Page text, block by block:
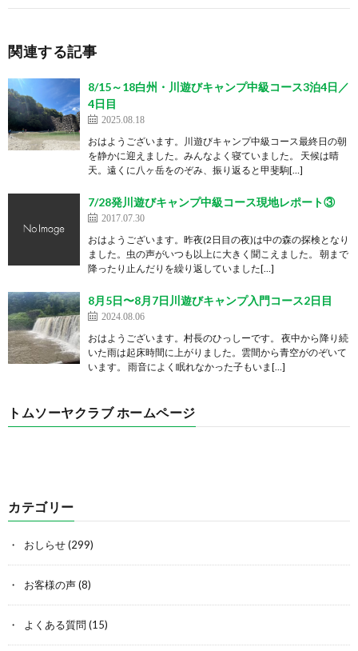
関連する記事
8/15～18白州・川遊びキャンプ中級コース3泊4日／
4日目
2025.08.18
おはようございます。川遊びキャンプ中級コース最終日の朝
を静かに迎えました。みんなよく寝ていました。 天候は晴
天。遠くに八ヶ岳をのぞみ、振り返ると甲斐駒[…]
7/28発川遊びキャンプ中級コース現地レポート③
2017.07.30
おはようございます。昨夜(2日目の夜)は中の森の探検となり
ました。虫の声がいつも以上に大きく聞こえました。 朝まで
降ったり止んだりを繰り返していました[…]
8月5日〜8月7日川遊びキャンプ入門コース2日目
2024.08.06
おはようございます。村長のひっしーです。 夜中から降り続
いた雨は起床時間に上がりました。雲間から青空がのぞいて
います。 雨音によく眠れなかった子もいま[…]
トムソーヤクラブ ホームページ
カテゴリー
おしらせ(299)
お客様の声(8)
よくある質問 (15)